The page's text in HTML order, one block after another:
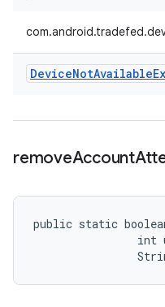
DeviceNotAvailable
removeAccount
public static
int